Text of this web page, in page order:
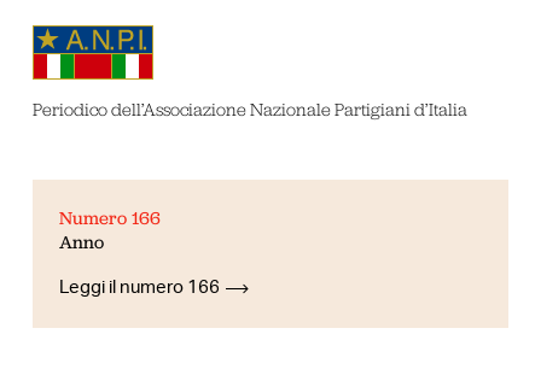
Periodico dell’Associazione Nazionale Partigiani d’Italia
Numero 166
Anno
Leggi il numero 166